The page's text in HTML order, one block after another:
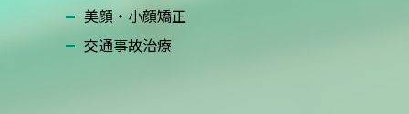
美顔・小顔矯正
交通事故治療